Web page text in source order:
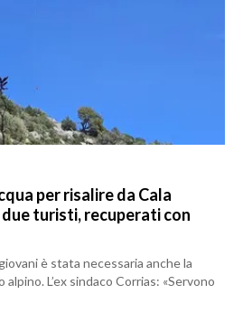
per risalire da Cala
turisti, recuperati con
è stata necessaria anche la
L’ex sindaco Corrias: «Servono